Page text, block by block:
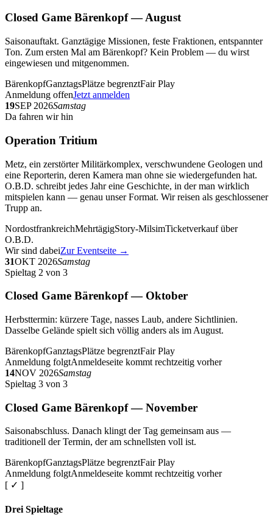
Closed Game Bärenkopf — August
Saisonauftakt. Ganztägige Missionen, feste Fraktionen, entspannter
Ton. Zum ersten Mal am Bärenkopf? Kein Problem — du wirst
eingewiesen und mitgenommen.
BärenkopfGanztagsPlätze begrenztFair Play
Anmeldung offenJetzt anmelden
19SEP 2026Samstag
Da fahren wir hin
Operation Tritium
Metz, ein zerstörter Militärkomplex, verschwundene Geologen und
eine Reporterin, deren Kamera man ohne sie wiedergefunden hat.
O.B.D. schreibt jedes Jahr eine Geschichte, in der man wirklich
mitspielen kann — genau unser Format. Wir reisen als geschlossener
Trupp an.
NordostfrankreichMehrtägigStory-MilsimTicketverkauf über
O.B.D.
Wir sind dabeiZur Eventseite →
31OKT 2026Samstag
Spieltag 2 von 3
Closed Game Bärenkopf — Oktober
Herbsttermin: kürzere Tage, nasses Laub, andere Sichtlinien.
Dasselbe Gelände spielt sich völlig anders als im August.
BärenkopfGanztagsPlätze begrenztFair Play
Anmeldung folgtAnmeldeseite kommt rechtzeitig vorher
14NOV 2026Samstag
Spieltag 3 von 3
Closed Game Bärenkopf — November
Saisonabschluss. Danach klingt der Tag gemeinsam aus —
traditionell der Termin, der am schnellsten voll ist.
BärenkopfGanztagsPlätze begrenztFair Play
Anmeldung folgtAnmeldeseite kommt rechtzeitig vorher
[ ✓ ]
Drei Spieltage